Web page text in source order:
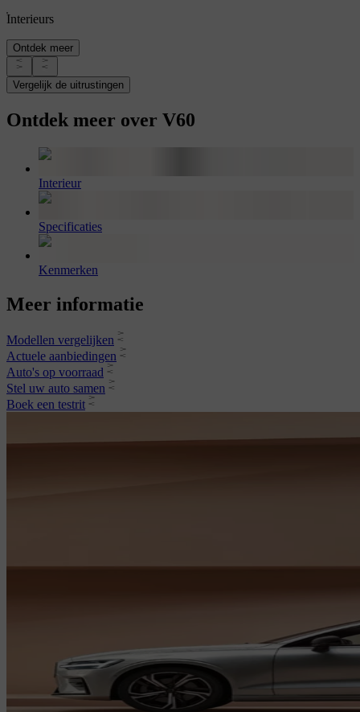
Interieurs
Ontdek meer
Vergelijk de uitrustingen
Ontdek meer over V60
Interieur
Specificaties
Kenmerken
Meer informatie
Modellen vergelijken
Actuele aanbiedingen
Auto's op voorraad
Stel uw auto samen
Boek een testrit